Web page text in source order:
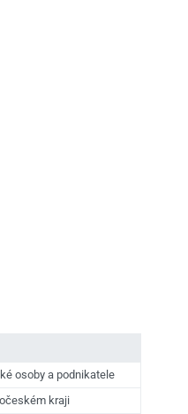
osoby a podnikatele
kraji